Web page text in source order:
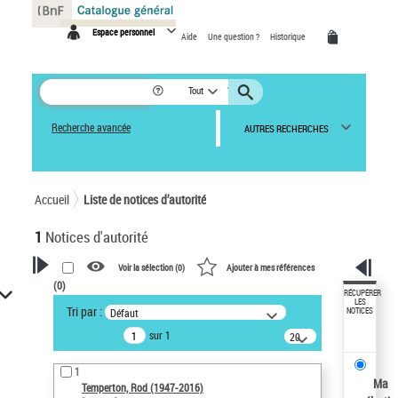
Espace personnel Aide Une question ? Historique
Tout
Recherche avancée AUTRES RECHERCHES
Accueil Liste de notices d’autorité
1 Notices d'autorité
VOTRE RECHERCHE
Recherche avancée dans les
notices d’autorité
Œuvres liées à l'auteur :
Temperton, Rod (1947-2016)
Voir la sélection (0) Ajouter à mes références
(0)
Tri par : Défaut
sur 1
20
résultats/page
1
Temperton, Rod (1947-2016)
RÉCUPÉRER
LES
NOTICES
Ma
Panneau de gestion des cookies